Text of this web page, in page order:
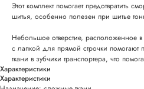
Этот комплект помогает предотвратить
шитья, особенно полезен при шитье
Небольшое отверстие, расположенное в
с лапкой для прямой строчки помогают
ткани в зубчики транспортера, что
Характеристики
Характеристики